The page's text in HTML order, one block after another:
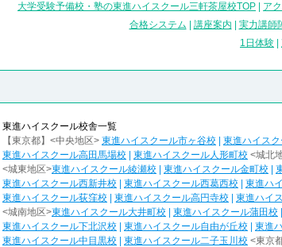
大学受験予備校・塾の東進ハイスクール三軒茶屋校TOP ア
合格システム
講座案内 実力講師
1日体験
東進ハイスクール校舎一覧
【東京都】<中央地区> 東進ハイスクール市ヶ谷校 東進ハイス
東進ハイスクール高田馬場校
東進ハイスクール人形町校 <城北
<城東地区>東進ハイスクール綾瀬校 東進ハイスクール金町校
東進ハイスクール西新井校
東進ハイスクール西葛西校 東進ハ
東進ハイスクール荻窪校
東進ハイスクール高円寺校 東進ハイ
<城南地区>東進ハイスクール大井町校 東進ハイスクール蒲田校
東進ハイスクール下北沢校
東進ハイスクール自由が丘校 東進
東進ハイスクール中目黒校
東進ハイスクール二子玉川校 <東京